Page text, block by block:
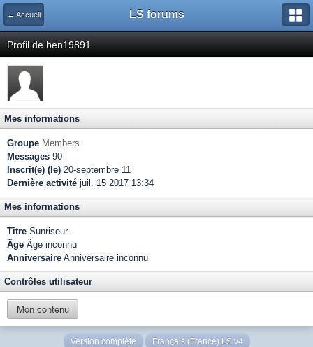
← Accueil LS forums
Profil de ben19891
Mes informations
Groupe Members
Messages 90
Inscrit(e) (le) 20-septembre 11
Dernière activité juil. 15 2017 13:34
Mes informations
Titre Sunriseur
Âge Âge inconnu
Anniversaire Anniversaire inconnu
Contrôles utilisateur
Mon contenu
Version complète Français (France) LS v4